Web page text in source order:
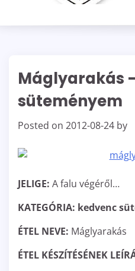
Máglyarakás
süteményem
Posted on 2012-08-24 by
JELIGE: A falu végéről…
KATEGÓRIA: kedvenc
ÉTEL NEVE: Máglyarakás
ÉTEL KÉSZÍTÉSÉNEK